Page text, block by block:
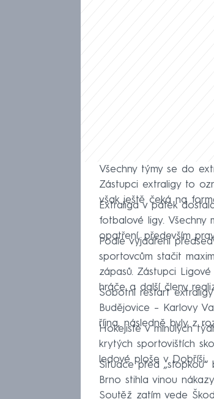
Všechny týmy se do
Zástupci extraligy to
však ještě čeká na
Extraliga v pátek
fotbalové ligy. Všechny
opatření, především
Podle vyjádření
sportovcům stačit
zápasů. Zástupci
hráče a další členy
Sobotní restart extraligy
Budějovice –⁠ Karlovy
října, následně byly z
Hokejisté v minulých
krytých sportovištích
ledové ploše v Dobříši.
Situace před
Brno stihla vinou
Soutěž zatím vede